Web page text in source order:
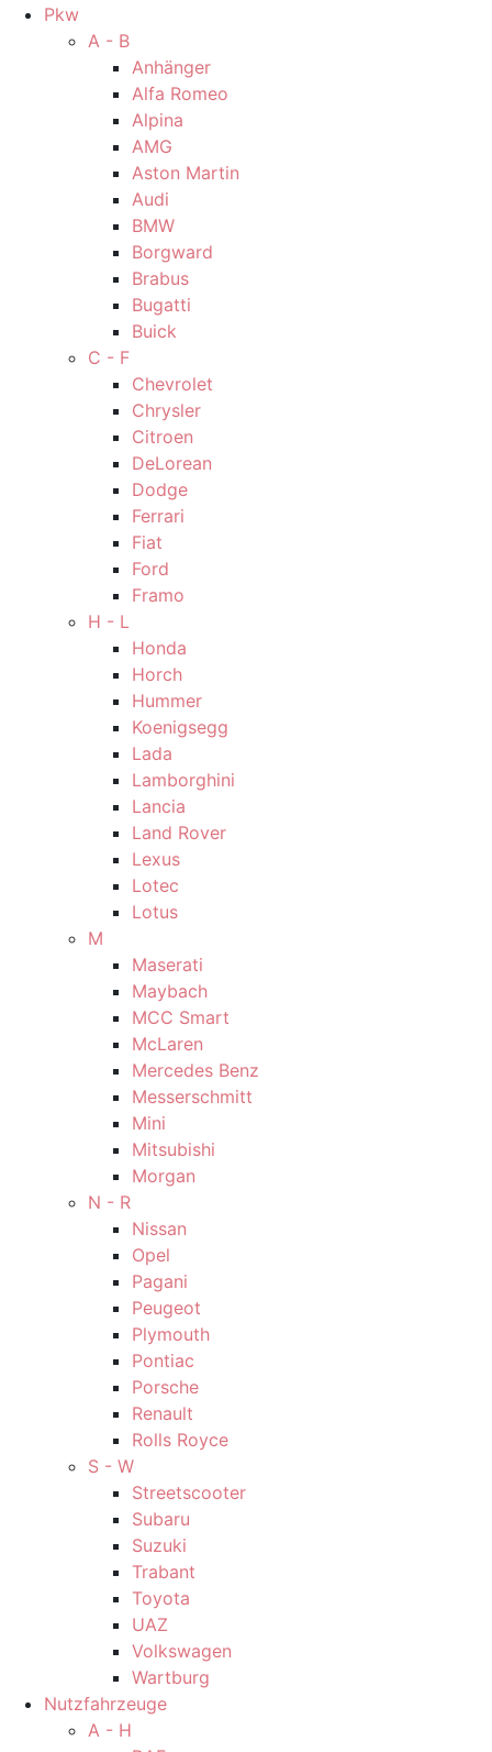
Pkw
A - B
Anhänger
Alfa Romeo
Alpina
AMG
Aston Martin
Audi
BMW
Borgward
Brabus
Bugatti
Buick
C - F
Chevrolet
Chrysler
Citroen
DeLorean
Dodge
Ferrari
Fiat
Ford
Framo
H - L
Honda
Horch
Hummer
Koenigsegg
Lada
Lamborghini
Lancia
Land Rover
Lexus
Lotec
Lotus
M
Maserati
Maybach
MCC Smart
McLaren
Mercedes Benz
Messerschmitt
Mini
Mitsubishi
Morgan
N - R
Nissan
Opel
Pagani
Peugeot
Plymouth
Pontiac
Porsche
Renault
Rolls Royce
S - W
Streetscooter
Subaru
Suzuki
Trabant
Toyota
UAZ
Volkswagen
Wartburg
Nutzfahrzeuge
A - H